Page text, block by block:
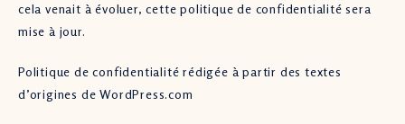
cela venait à évoluer, cette politique de confidentialité sera
mise à jour.
Politique de confidentialité rédigée à partir des textes
d’origines de WordPress.com